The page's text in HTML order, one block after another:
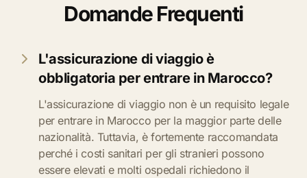
Domande Frequenti
L'assicurazione di viaggio è
obbligatoria per entrare in Marocco?
L'assicurazione di viaggio non è un requisito legale
per entrare in Marocco per la maggior parte delle
nazionalità. Tuttavia, è fortemente raccomandata
perché i costi sanitari per gli stranieri possono
essere elevati e molti ospedali richiedono il